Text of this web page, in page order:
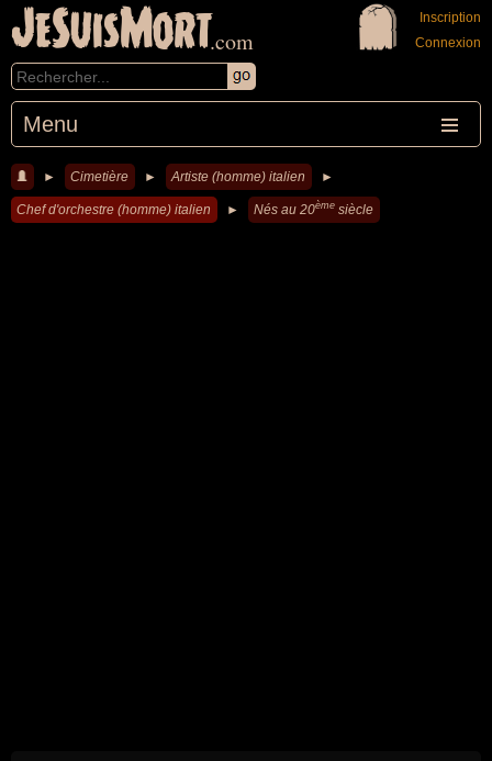
JeSuisMort.com
Menu
Inscription
Connexion
► Cimetière ► Artiste (homme) italien ►
Chef d'orchestre (homme) italien ► Nés au 20ème siècle